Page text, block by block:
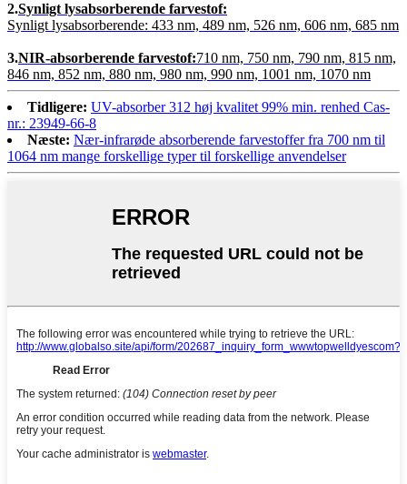
2.Synligt lysabsorberende farvestof:
Synligt lysabsorberende: 433 nm, 489 nm, 526 nm, 606 nm, 685 nm
3.NIR-absorberende farvestof:710 nm, 750 nm, 790 nm, 815 nm,
846 nm, 852 nm, 880 nm, 980 nm, 990 nm, 1001 nm, 1070 nm
Tidligere: UV-absorber 312 høj kvalitet 99% min. renhed Cas-
nr.: 23949-66-8
Næste: Nær-infrarøde absorberende farvestoffer fra 700 nm til
1064 nm mange forskellige typer til forskellige anvendelser